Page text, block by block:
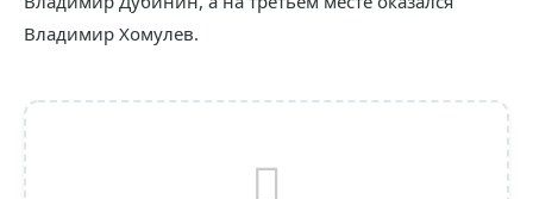
Владимир Хомулев.